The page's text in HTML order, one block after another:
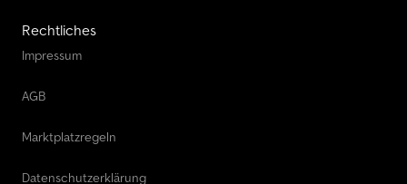
Rechtliches
Impressum
AGB
Marktplatzregeln
Datenschutzerklärung